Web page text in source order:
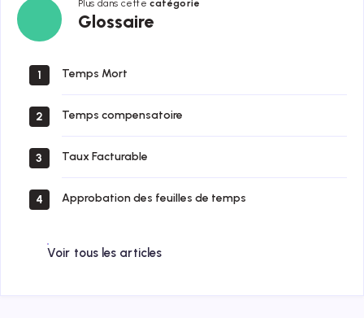
Plus dans cettecatégorie
Glossaire
Glossaire
1 Temps Mort
2 Temps compensatoire
3 Taux Facturable
4 Approbation des feuilles de temps
Voir tous les articles